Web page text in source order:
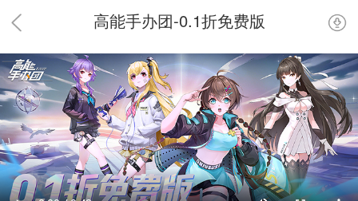
高能手办团-0.1折免费版